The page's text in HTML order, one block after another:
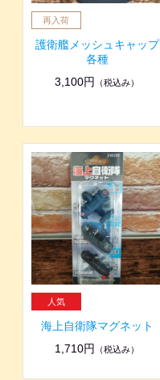
護衛艦メッシュキャップ
各種
3,100円
（税込み）
海上自衛隊マグネット
1,710円
（税込み）